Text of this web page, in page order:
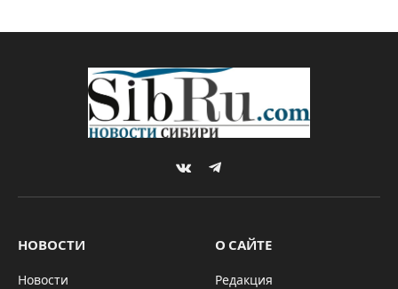
VKontakteTelegram
НОВОСТИ
Новости
О САЙТЕ
Редакция